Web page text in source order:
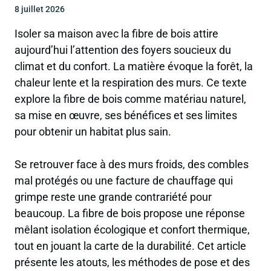
8 juillet 2026
Isoler sa maison avec la fibre de bois attire
aujourd’hui l’attention des foyers soucieux du
climat et du confort. La matière évoque la forêt, la
chaleur lente et la respiration des murs. Ce texte
explore la fibre de bois comme matériau naturel,
sa mise en œuvre, ses bénéfices et ses limites
pour obtenir un habitat plus sain.
Se retrouver face à des murs froids, des combles
mal protégés ou une facture de chauffage qui
grimpe reste une grande contrariété pour
beaucoup. La fibre de bois propose une réponse
mêlant isolation écologique et confort thermique,
tout en jouant la carte de la durabilité. Cet article
présente les atouts, les méthodes de pose et des